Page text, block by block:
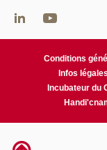
Conditions
Infos légales
Incubateur du